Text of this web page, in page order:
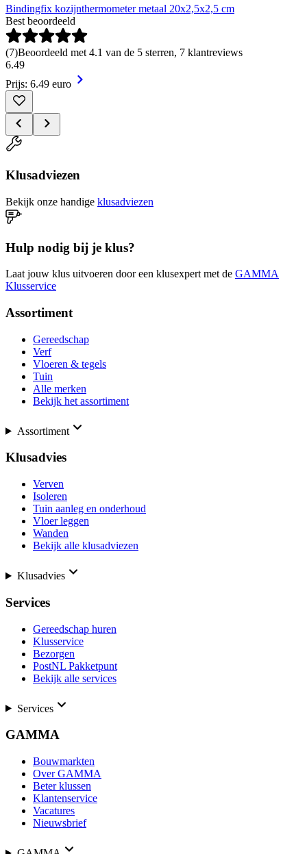
Bindingfix kozijnthermometer metaal 20x2,5x2,5 cm
Best beoordeeld
(7)Beoordeeld met 4.1 van de 5 sterren, 7 klantreviews
6.49
Prijs: 6.49 euro
Klusadviezen
Bekijk onze handige klusadviezen
Hulp nodig bij je klus?
Laat jouw klus uitvoeren door een klusexpert met de GAMMA
Klusservice
Assortiment
Gereedschap
Verf
Vloeren & tegels
Tuin
Alle merken
Bekijk het assortiment
Assortiment
Klusadvies
Verven
Isoleren
Tuin aanleg en onderhoud
Vloer leggen
Wanden
Bekijk alle klusadviezen
Klusadvies
Services
Gereedschap huren
Klusservice
Bezorgen
PostNL Pakketpunt
Bekijk alle services
Services
GAMMA
Bouwmarkten
Over GAMMA
Beter klussen
Klantenservice
Vacatures
Nieuwsbrief